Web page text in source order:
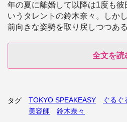
年の夏に離婚して以降は1度も
いうタレントの鈴木奈々。しか
前向きな姿勢を取り戻しつつあ
全文を読
タグ TOKYO SPEAKEASY ぐるぐ
美容師
鈴木奈々